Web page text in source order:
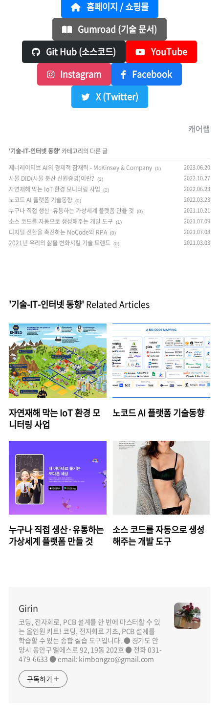
홈페이지 / 쇼핑몰
Gumroad (기술 문서)
Git Hub (소스코드)
YouTube
Instagram
Facebook
X (Twitter)
캐어랩
'기술-IT-인터넷 동향' 카테고리의 다른 글
제너레이티브 AI의 경제적 잠재력 - McKinsey & Company (1) 2023.06.20
사물 DID(사물 분산 신원증명)이란? (1) 2022.10.27
자연재해 막는 IoT 환경 모니터링 사업 (1) 2022.06.23
노코드 AI 플랫폼 기술동향 (0) 2022.03.23
누구나 직접 생산·유통하는 가상세계 플랫폼 만들 것 (0) 2021.10.21
소스 코드를 자동으로 생성해주는 개발 도구 (1) 2021.07.09
디지털 전환을 촉진하는 NoCode와 RPA (0) 2021.07.08
2021년 우리의 삶을 변화시킬 기술 트렌드 (0) 2021.03.03
'기술-IT-인터넷 동향' Related Articles
자연재해 막는 IoT 환경 모
니터링 사업
노코드 AI 플랫폼 기술동향
누구나 직접 생산·유통하는
가상세계 플랫폼 만들 것
소스 코드를 자동으로 생성
해주는 개발 도구
Girin
코딩, 전자회로, PCB 설계를 한 번에 마스터할 수 있
는 올인원 키트! 코딩, 전자회로 기초, PCB 설계를
학습할 수 있는 종합 실습 도구입니다. ● 경기도 안
양시 동안구 엘에스로 92, 19동 202호 ● 전화 031-
479-6633 ● email: kimbongzo@gmail.com
구독하기